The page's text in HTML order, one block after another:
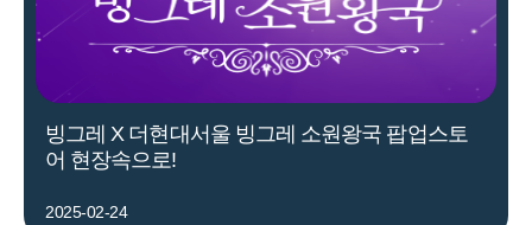
빙그레 X 더현대서울 빙그레 소원왕국 팝업스토
어 현장속으로!
2025-02-24